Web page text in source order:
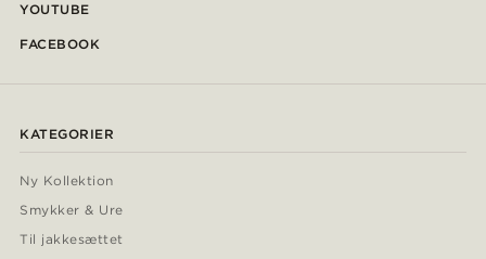
YOUTUBE
FACEBOOK
KATEGORIER
Ny Kollektion
Smykker & Ure
Til jakkesættet